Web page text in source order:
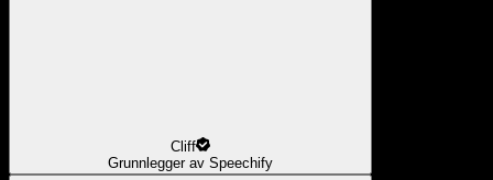
Cliff
Grunnlegger av Speechify